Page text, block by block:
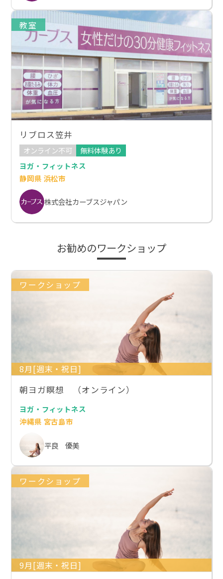
教室
リブロス笠井
オンライン不可
無料体験あり
ヨガ・フィットネス
静岡県 浜松市
株式会社カーブスジャパン
お勧めのワークショップ
ワークショップ
8月[週末・祝日]
朝ヨガ瞑想 （オンライン）
ヨガ・フィットネス
沖縄県 宮古島市
平良 優美
ワークショップ
9月[週末・祝日]